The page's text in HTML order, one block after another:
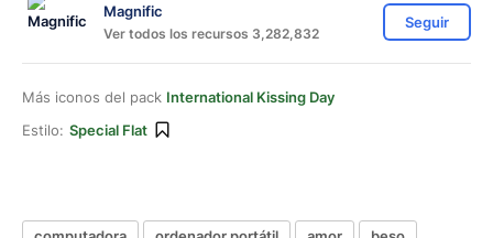
Magnific
Ver todos los recursos 3,282,832
Seguir
Más iconos del pack International Kissing Day
Estilo: Special Flat